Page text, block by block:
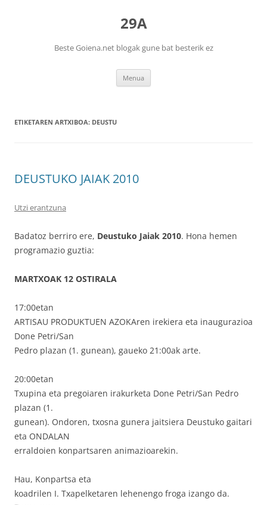
29A
Beste Goiena.net blogak gune bat besterik ez
Menua
ETIKETAREN ARTXIBOA: DEUSTU
DEUSTUKO JAIAK 2010
Utzi erantzuna
Badatoz berriro ere, Deustuko Jaiak 2010. Hona hemen
programazio guztia:
MARTXOAK 12 OSTIRALA
17:00etan
ARTISAU PRODUKTUEN AZOKAren irekiera eta inaugurazioa
Done Petri/San
Pedro plazan (1. gunean), gaueko 21:00ak arte.
20:00etan
Txupina eta pregoiaren irakurketa Done Petri/San Pedro
plazan (1.
gunean). Ondoren, txosna gunera jaitsiera Deustuko gaitari
eta ONDALAN
erraldoien konpartsaren animazioarekin.
Hau, Konpartsa eta
koadrilen I. Txapelketaren lehenengo froga izango da.